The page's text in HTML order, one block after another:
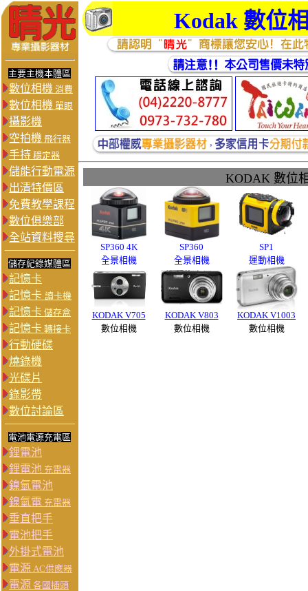
Kodak 數位
主要主機本體區
數位相機 消費
數位相機 單眼
攝影機
空拍機 飛行器
手持 穩定器
儲能行動電源
出清特價區
免費教學課程
數位俱樂部
全站資料搜尋
儲存紀錄媒體區
記憶卡
記憶卡 讀卡機
記憶卡 儲存盒
記憶卡 轉接卡
行動硬碟
燒錄機
光碟片
錄影帶
數位討論區
電池電源充電區
鋰電池
鋰電池 充電器
鎳氫電池
鎳氫電 充電器
垂直把手
電池把手
外掛式電池
電源 AC供應器
電源 各國插頭
KODAK 數位
SP360 4K
全景相機
SP360
全景相機
SP1
運動相機
KODAK V705
數位相機
KODAK V803
數位相機
KODAK V1003
數位相機